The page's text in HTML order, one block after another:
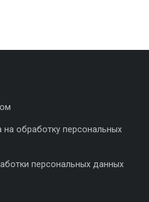
на обработку персональных
персональных данных